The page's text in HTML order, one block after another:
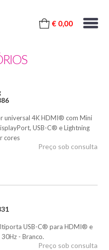
€ 0,00
universal 4K HDMI® com Mini
USB-C® e Lightning
cores
Preço sob consulta
USB-C® para HDMI® e
- Branco.
Preço sob consulta